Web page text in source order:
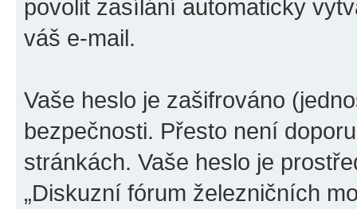
povolit zasílání automaticky
váš e-mail.
Vaše heslo je zašifrováno
bezpečnosti. Přesto není
stránkách. Vaše heslo je
„Diskuzní fórum železničních